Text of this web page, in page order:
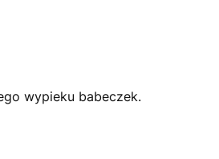
wypieku babeczek.